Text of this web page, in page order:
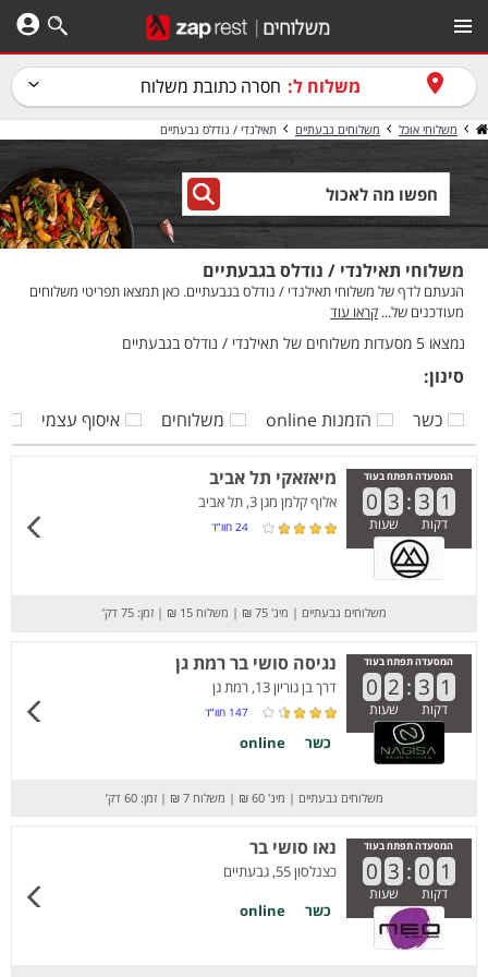
משלוח ל: חסרה כתובת משלוח
משלוחי אוכל משלוחים גבעתיים תאילנדי / נודלס גבעתיים
משלוחי תאילנדי / נודלס בגבעתיים
הגעתם לדף של משלוחי תאילנדי / נודלס בגבעתיים. כאן תמצאו תפריטי משלוחים
מעודכנים של... קראו עוד
נמצאו 5 מסעדות משלוחים של תאילנדי / נודלס בגבעתיים
סינון:
כשר
הזמנות online משלוחים איסוף עצמי
המסעדה תפתח בעוד
0 3 : 3 1
דקות שעות
מיאזאקי תל אביב
אלוף קלמן מגן 3, תל אביב
24 חוו”ד
משלוחים גבעתיים | מינ' 75 ₪ | משלוח 15 ₪ | זמן: 75 דק’
המסעדה תפתח בעוד
0 2 : 3 1
דקות שעות
נגיסה סושי בר רמת גן
דרך בן גוריון 13, רמת גן
147 חוו”ד
כשר online
משלוחים גבעתיים | מינ' 60 ₪ | משלוח 7 ₪ | זמן: 60 דק’
המסעדה תפתח בעוד
0 3 : 0 1
דקות שעות
נאו סושי בר
כצנלסון 55, גבעתיים
כשר
online